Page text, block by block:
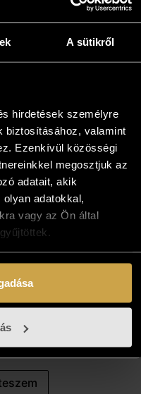
A sütikről
hirdetések személyre
biztosításához, valamint
Ezenkívül közösségi
megosztjuk az
adatait, akik
adatokkal,
vagy az Ön által
- Csókolózók
cm)
Ft